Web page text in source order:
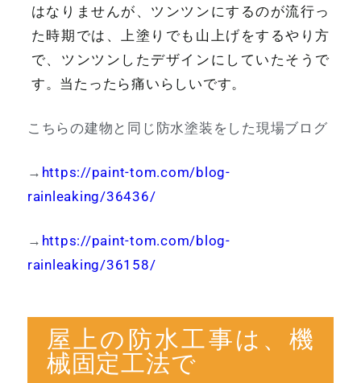
はなりませんが、ツンツンにするのが流行っ
た時期では、上塗りでも山上げをするやり方
で、ツンツンしたデザインにしていたそうで
す。当たったら痛いらしいです。
こちらの建物と同じ防水塗装をした現場ブログ
→ https://paint-tom.com/blog-
rainleaking/36436/
→ https://paint-tom.com/blog-
rainleaking/36158/
屋上の防水工事は、機
械固定工法で